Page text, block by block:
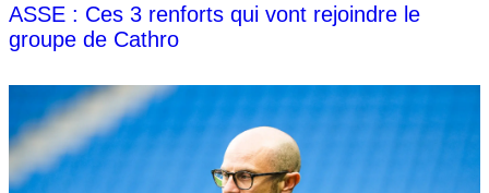
ASSE : Ces 3 renforts qui vont rejoindre le
groupe de Cathro